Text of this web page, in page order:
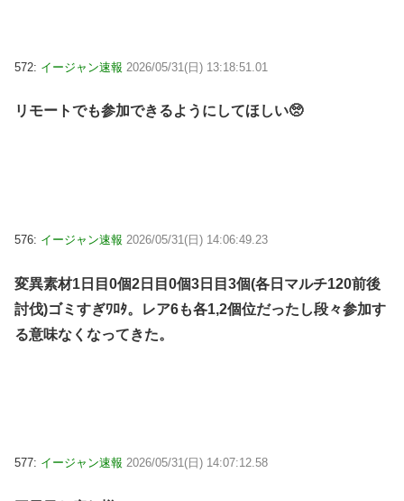
572: イージャン速報 2026/05/31(日) 13:18:51.01
リモートでも参加できるようにしてほしい🥺
576: イージャン速報 2026/05/31(日) 14:06:49.23
変異素材1日目0個2日目0個3日目3個(各日マルチ120前後
討伐)ゴミすぎﾜﾛﾀ。レア6も各1,2個位だったし段々参加す
る意味なくなってきた。
577: イージャン速報 2026/05/31(日) 14:07:12.58